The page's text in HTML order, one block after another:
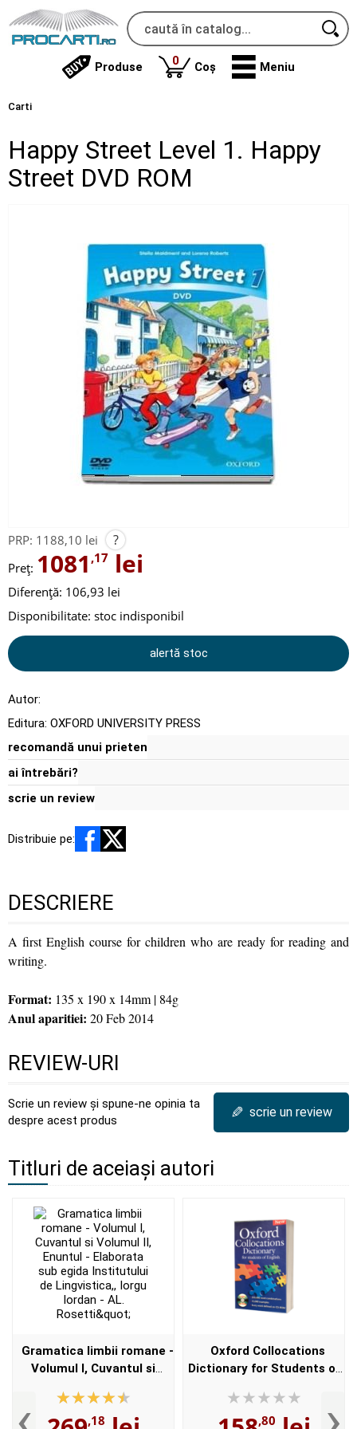
Produse 0produse
Coș Meniu
Carti
Happy Street Level 1. Happy
Street DVD ROM
PRP: 1188,10 lei ?
Preț: 1081 ,17 lei
Diferență: 106,93 lei
Disponibilitate: stoc indisponibil
alertă stoc
Autor:
Editura: OXFORD UNIVERSITY PRESS
recomandă unui prieten
ai întrebări?
scrie un review
Distribuie pe:
DESCRIERE
A first English course for children who are ready for reading and
writing.
Format: 135 x 190 x 14mm | 84g
Anul aparitiei: 20 Feb 2014
REVIEW-URI
Scrie un review și spune-ne opinia ta
despre acest produs
✎ scrie un review
Titluri de aceiași autori
Gramatica limbii romane -
Volumul I, Cuvantul si
Elaborata sub egida
Institutului de
,18
Oxford Collocations
Dictionary for Students of
students of English -
Format, Paperback
,80